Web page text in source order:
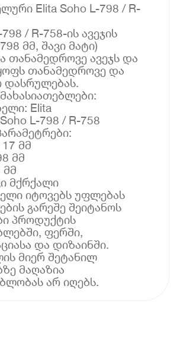
Elita Soho L-798 / R-
/ R-758-ის ავეჯის
მმ, შავი მატი)
თანამედროვე ავეჯს და
თანამედროვე და
დასრულებას.
Elita
L-798 / R-758
მმ
მმ
მმ
მქრქალი
იტოვებს უფლებას
გარეშე შეიტანოს
პროდუქტის
ფერში,
და დიზაინში.
მიერ შეტანილ
მაღაზია
არ იღებს.